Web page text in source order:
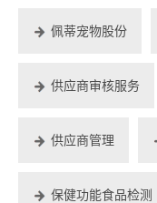
佩蒂宠物股份
供应商审核服务
供应商管理
保健功能食品检测